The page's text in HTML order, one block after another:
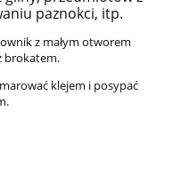
paznokci, itp.
z małym otworem
brokatem.
klejem i posypać